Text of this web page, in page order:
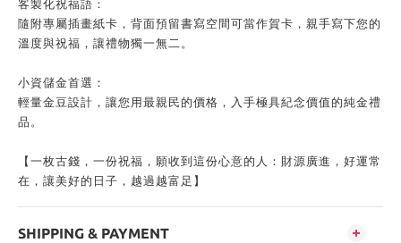
客製化祝福語：
隨附專屬插畫紙卡，背面預留書寫空間可當作賀卡，親手寫下您的
溫度與祝福，讓禮物獨一無二。
小資儲金首選：
輕量金豆設計，讓您用最親民的價格，入手極具紀念價值的純金禮
品。
【一枚古錢，一份祝福，願收到這份心意的人：財源廣進，好運常
在，讓美好的日子，越過越富足】
SHIPPING & PAYMENT